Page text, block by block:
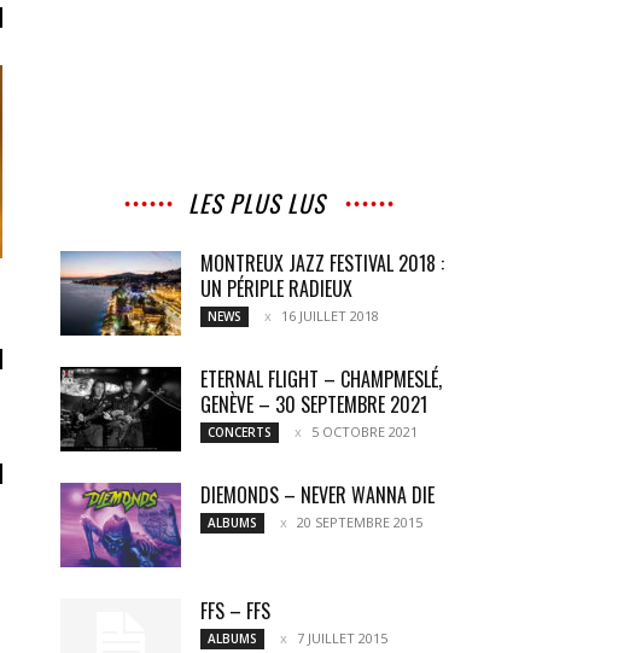
LES PLUS LUS
MONTREUX JAZZ FESTIVAL 2018 :
UN PÉRIPLE RADIEUX
NEWS 16 JUILLET 2018
ETERNAL FLIGHT – CHAMPMESLÉ,
GENÈVE – 30 SEPTEMBRE 2021
CONCERTS 5 OCTOBRE 2021
DIEMONDS – NEVER WANNA DIE
ALBUMS 20 SEPTEMBRE 2015
FFS – FFS
ALBUMS 7 JUILLET 2015